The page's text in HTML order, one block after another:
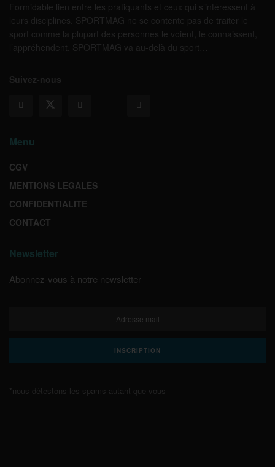
Formidable lien entre les pratiquants et ceux qui s’intéressent à
leurs disciplines, SPORTMAG ne se contente pas de traiter le
sport comme la plupart des personnes le voient, le connaissent,
l’appréhendent. SPORTMAG va au-delà du sport…
Suivez-nous
Menu
CGV
MENTIONS LEGALES
CONFIDENTIALITE
CONTACT
Newsletter
Abonnez-vous à notre newsletter
*nous détestons les spams autant que vous